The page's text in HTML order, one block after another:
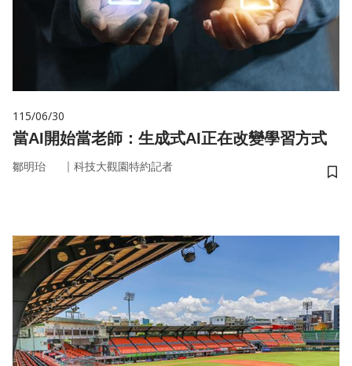
115/06/30
當AI開始當老師：生成式AI正在改變學習方式
鄒明珆 ｜ 科技大觀園特約記者
儲